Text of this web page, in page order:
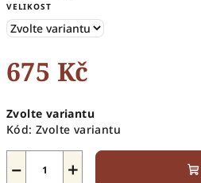
VELIKOST
675 Kč
cena:
Zvolte variantu
Kód: Zvolte variantu
+
−